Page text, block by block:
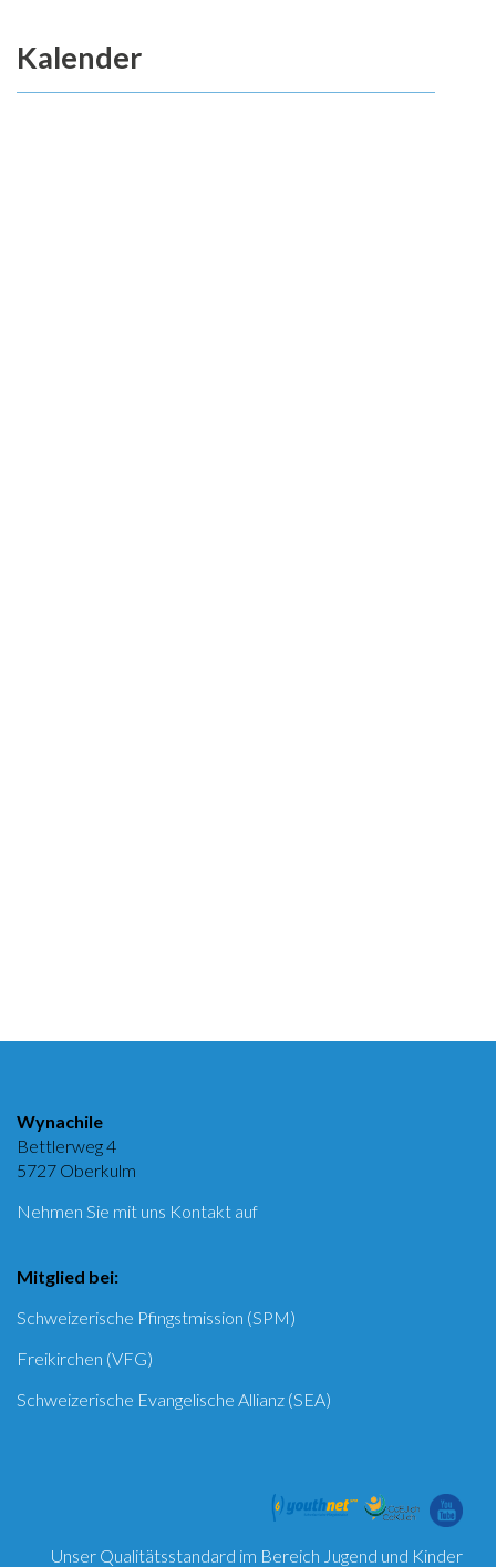
Kalender
Wynachile
Bettlerweg 4
5727 Oberkulm
Nehmen Sie mit uns Kontakt auf
Mitglied bei:
Schweizerische Pfingstmission (SPM)
Freikirchen (VFG)
Schweizerische Evangelische Allianz (SEA)
Unser Qualitätsstandard im Bereich Jugend und Kinder